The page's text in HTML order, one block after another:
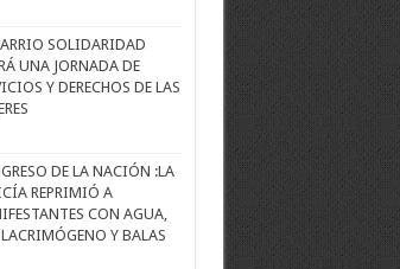
SOLIDARIDAD
UNA JORNADA DE
Y DERECHOS DE LAS
DE LA NACIÓN :LA
REPRIMIÓ A
CON AGUA,
Y BALAS